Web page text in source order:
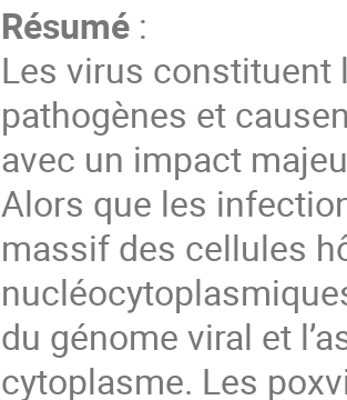
Résumé :
Les virus constituent
pathogènes et
avec un impact
Alors que les
massif des cellules
du génome viral et
cytoplasme. Les